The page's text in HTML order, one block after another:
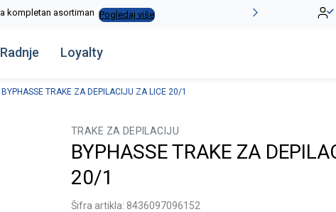
La Plage peškiri do -30% Pogledaj više
Radnje Loyalty
BYPHASSE TRAKE ZA DEPILACIJU ZA LICE 20/1
TRAKE ZA DEPILACIJU
BYPHASSE TRAKE ZA
20/1
Šifra artikla: 8436097096152